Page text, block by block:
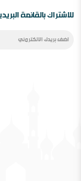
الصحوة بین
لمؤتمر
للاشتراك بالقائمة